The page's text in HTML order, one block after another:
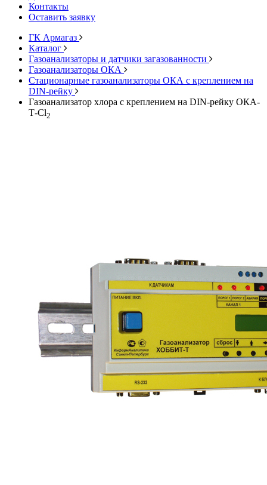
Контакты
Оставить заявку
ГК Армагаз
Каталог
Газоанализаторы и датчики загазованности
Газоанализаторы ОКА
Стационарные газоанализаторы ОКА с креплением на
DIN-рейку
Газоанализатор хлора с креплением на DIN-рейку ОКА-
Т-Cl2